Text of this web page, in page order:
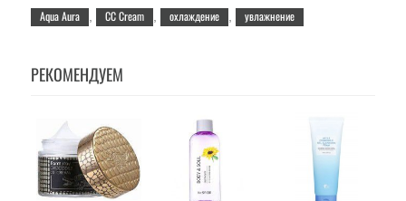
Aqua Aura
CC Cream охлаждение увлажнение
РЕКОМЕНДУЕМ